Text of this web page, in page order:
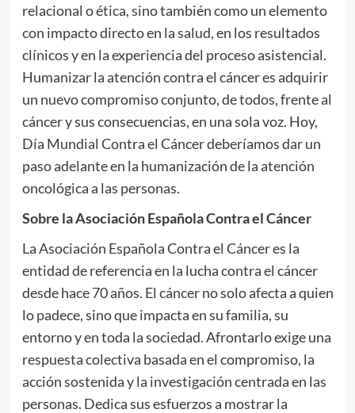
relacional o ética, sino también como un elemento
con impacto directo en la salud, en los resultados
clínicos y en la experiencia del proceso asistencial.
Humanizar la atención contra el cáncer es adquirir
un nuevo compromiso conjunto, de todos, frente al
cáncer y sus consecuencias, en una sola voz. Hoy,
Día Mundial Contra el Cáncer deberíamos dar un
paso adelante en la humanización de la atención
oncológica a las personas.
Sobre la Asociación Española Contra el Cáncer
La Asociación Española Contra el Cáncer es la
entidad de referencia en la lucha contra el cáncer
desde hace 70 años. El cáncer no solo afecta a quien
lo padece, sino que impacta en su familia, su
entorno y en toda la sociedad. Afrontarlo exige una
respuesta colectiva basada en el compromiso, la
acción sostenida y la investigación centrada en las
personas. Dedica sus esfuerzos a mostrar la